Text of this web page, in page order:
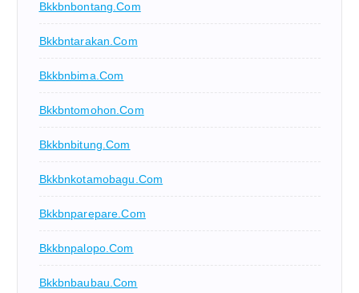
Bkkbnbontang.com
Bkkbntarakan.com
Bkkbnbima.com
Bkkbntomohon.com
Bkkbnbitung.com
Bkkbnkotamobagu.com
Bkkbnparepare.com
Bkkbnpalopo.com
Bkkbnbaubau.com